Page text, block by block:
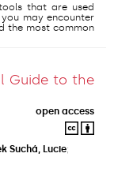
that are used
may encounter
the most common
Guide to the
open access
Suchá, Lucie;